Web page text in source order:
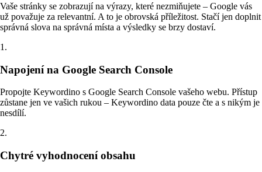
Vaše stránky se zobrazují na výrazy, které nezmiňujete – Google vás
už považuje za relevantní. A to je obrovská příležitost. Stačí jen doplnit
správná slova na správná místa a výsledky se brzy dostaví.
1.
Napojení na Google Search Console
Propojte Keywordino s Google Search Console vašeho webu. Přístup
zůstane jen ve vašich rukou – Keywordino data pouze čte a s nikým je
nesdílí.
2.
Chytré vyhodnocení obsahu